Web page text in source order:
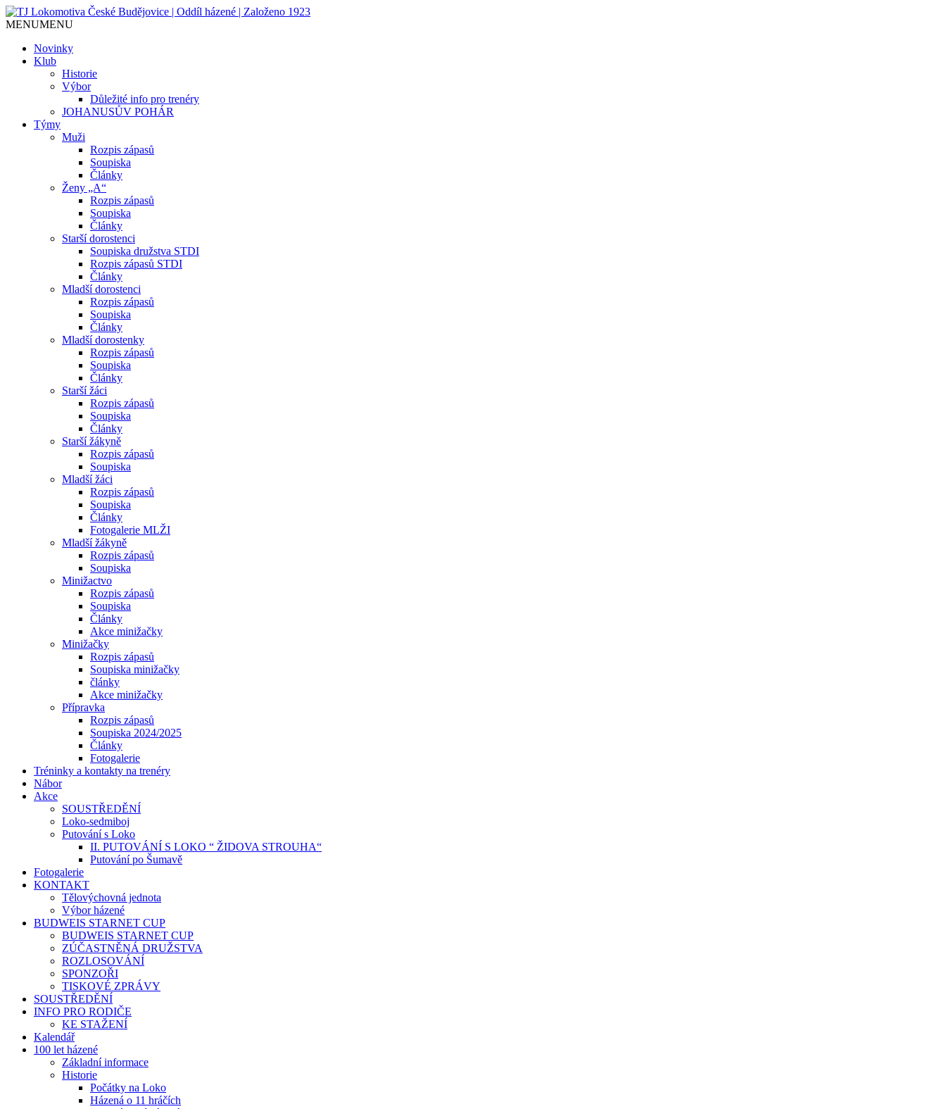
TJ Lokomotiva České Budějovice | Oddíl házené | Založeno 1923
Jediný házenkářský klub v Českých Budějovicích, založen 1923.
MENUMENU
Novinky
Klub
Historie
Výbor
Důležité info pro trenéry
JOHANUSŮV POHÁR
Týmy
Muži
Rozpis zápasů
Soupiska
Články
Ženy „A“
Rozpis zápasů
Soupiska
Články
Starší dorostenci
Soupiska družstva STDI
Rozpis zápasů STDI
Články
Mladší dorostenci
Rozpis zápasů
Soupiska
Články
Mladší dorostenky
Rozpis zápasů
Soupiska
Články
Starší žáci
Rozpis zápasů
Soupiska
Články
Starší žákyně
Rozpis zápasů
Soupiska
Mladší žáci
Rozpis zápasů
Soupiska
Články
Fotogalerie MLŽI
Mladší žákyně
Rozpis zápasů
Soupiska
Minižactvo
Rozpis zápasů
Soupiska
Články
Akce minižačky
Minižačky
Rozpis zápasů
Soupiska minižačky
články
Akce minižačky
Přípravka
Rozpis zápasů
Soupiska 2024/2025
Články
Fotogalerie
Tréninky a kontakty na trenéry
Nábor
Akce
SOUSTŘEDĚNÍ
Loko-sedmiboj
Putování s Loko
II. PUTOVÁNÍ S LOKO “ ŽIDOVA STROUHA“
Putování po Šumavě
Fotogalerie
KONTAKT
Tělovýchovná jednota
Výbor házené
BUDWEIS STARNET CUP
BUDWEIS STARNET CUP
ZÚČASTNĚNÁ DRUŽSTVA
ROZLOSOVÁNÍ
SPONZOŘI
TISKOVÉ ZPRÁVY
SOUSTŘEDĚNÍ
INFO PRO RODIČE
KE STAŽENÍ
Kalendář
100 let házené
Základní informace
Historie
Počátky na Loko
Házená o 11 hráčích